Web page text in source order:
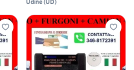
Udine(UD)